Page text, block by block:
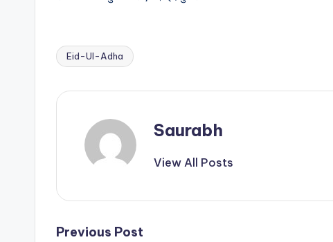
Tags:
Eid-Ul-Adha
Saurabh
View All Posts
Previous Post